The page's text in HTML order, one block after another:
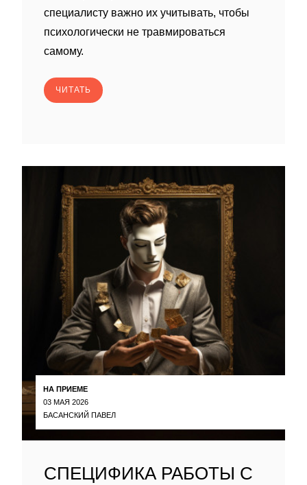
специалисту важно их учитывать, чтобы
психологически не травмироваться
самому.
ЧИТАТЬ
НА ПРИЕМЕ
03 МАЯ 2026
БАСАНСКИЙ ПАВЕЛ
СПЕЦИФИКА РАБОТЫ С